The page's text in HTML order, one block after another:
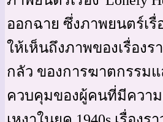
ออกฉาย ซึ่งภาพยนตร์เรื่
ให้เห็นถึงภาพของเรื่องร
กลัว ของการฆาตกรรมแ
ควบคุมของผู้คนที่มีความ